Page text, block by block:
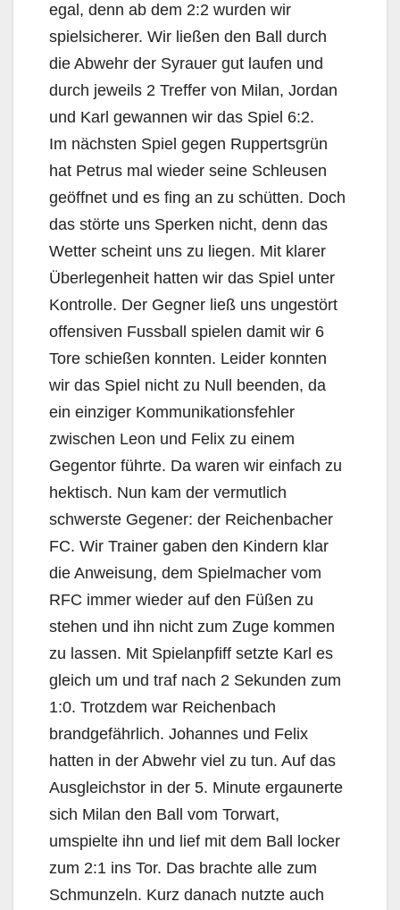
egal, denn ab dem 2:2 wurden wir
spielsicherer. Wir ließen den Ball durch
die Abwehr der Syrauer gut laufen und
durch jeweils 2 Treffer von Milan, Jordan
und Karl gewannen wir das Spiel 6:2.
Im nächsten Spiel gegen Ruppertsgrün
hat Petrus mal wieder seine Schleusen
geöffnet und es fing an zu schütten. Doch
das störte uns Sperken nicht, denn das
Wetter scheint uns zu liegen. Mit klarer
Überlegenheit hatten wir das Spiel unter
Kontrolle. Der Gegner ließ uns ungestört
offensiven Fussball spielen damit wir 6
Tore schießen konnten. Leider konnten
wir das Spiel nicht zu Null beenden, da
ein einziger Kommunikationsfehler
zwischen Leon und Felix zu einem
Gegentor führte. Da waren wir einfach zu
hektisch. Nun kam der vermutlich
schwerste Gegener: der Reichenbacher
FC. Wir Trainer gaben den Kindern klar
die Anweisung, dem Spielmacher vom
RFC immer wieder auf den Füßen zu
stehen und ihn nicht zum Zuge kommen
zu lassen. Mit Spielanpfiff setzte Karl es
gleich um und traf nach 2 Sekunden zum
1:0. Trotzdem war Reichenbach
brandgefährlich. Johannes und Felix
hatten in der Abwehr viel zu tun. Auf das
Ausgleichstor in der 5. Minute ergaunerte
sich Milan den Ball vom Torwart,
umspielte ihn und lief mit dem Ball locker
zum 2:1 ins Tor. Das brachte alle zum
Schmunzeln. Kurz danach nutzte auch